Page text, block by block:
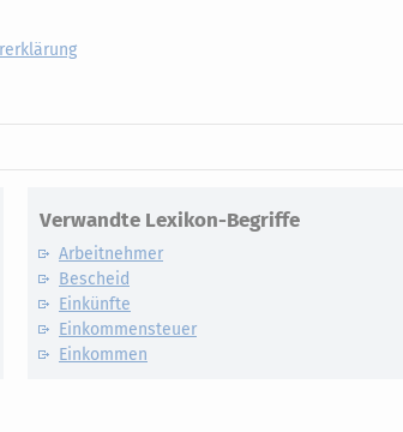
Verwandte Lexikon-Begriffe
Arbeitnehmer
Bescheid
Einkünfte
Einkommensteuer
Einkommen